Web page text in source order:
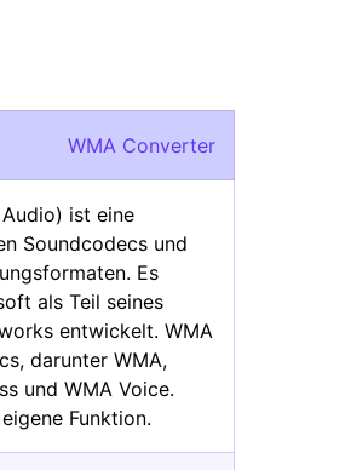
WMA Converter
ist eine
Soundcodecs und
Es
als Teil seines
entwickelt. WMA
darunter WMA,
und WMA Voice.
Funktion.